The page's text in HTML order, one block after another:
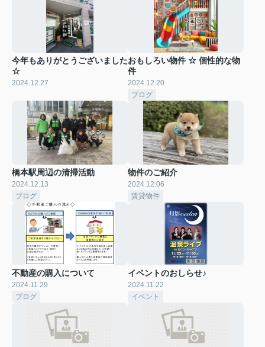
今年もありがとうございました
☆
2024.12.27
おもしろい物件 ☆ 個性的な物
件
2024.12.20
ブログ
橋本駅周辺の清掃活動
2024.12.13
ブログ
物件のご紹介
2024.12.06
賃貸物件
不動産の購入について
2024.11.29
ブログ
イベントのおしらせ♪
2024.11.22
イベント